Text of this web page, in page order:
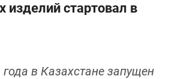
изделий стартовал в
в Казахстане запущен